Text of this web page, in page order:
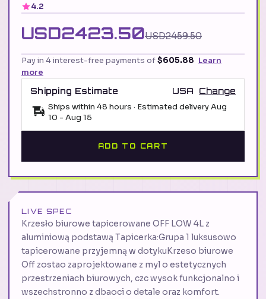
4.2
USD2423.50USD2459.50
Pay in 4 interest-free payments of$605.88 Learn
more
Shipping Estimate
USA
Change
Ships within 48 hours · Estimated deliveryAug
10 - Aug 15
ADD TO CART
LIVE SPEC
Krzesło biurowe tapicerowane OFF LOW 4L z
aluminiową podstawą Tapicerka:Grupa 1 luksusowo
tapicerowane przyjemną w dotykuKrzeso biurowe
Off zostao zaprojektowane z myl o estetycznych
przestrzeniach biurowych, czc wysok funkcjonalno i
wszechstronno z dbaoci o detale oraz komfort.